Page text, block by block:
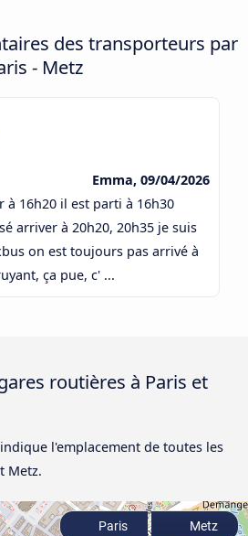
des transporteurs par
- Metz
Emma, 09/04/2026
à 16h20 il est parti à 16h30
arriver à 20h20, 20h35 je suis
on est toujours pas arrivé à
ça pue, c' ...
routières à Paris et
l'emplacement de toutes les
Metz.
Paris Metz